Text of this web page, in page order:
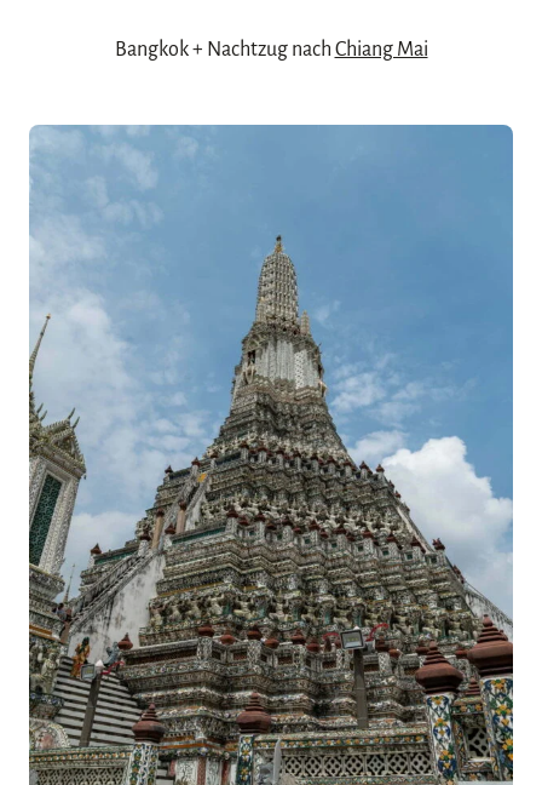
Bangkok + Nachtzug nach Chiang Mai